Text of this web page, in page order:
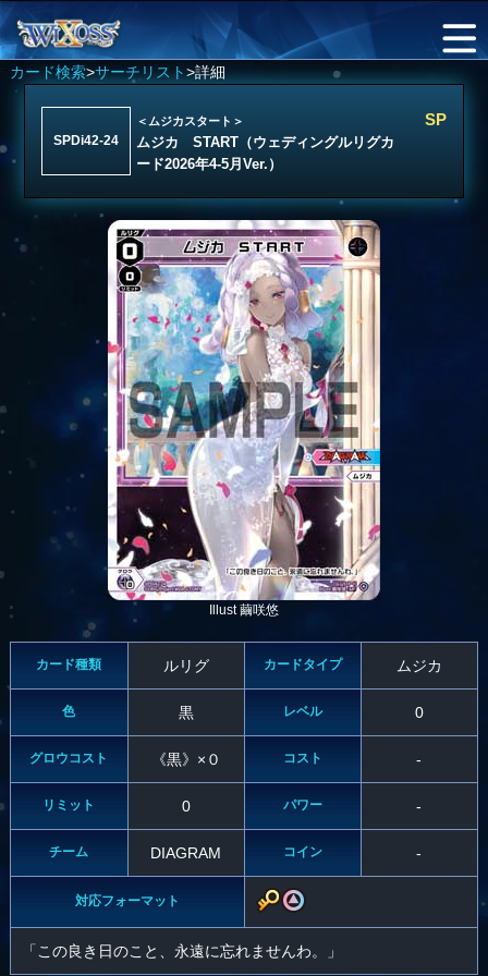
カード検索>サーチリスト>詳細
SPDi42-24
＜ムジカスタート＞
ムジカ START（ウェディングルリグカ
ード2026年4-5月Ver.）
SP
Illust 繭咲悠
カード種類 ルリグ カードタイプ ムジカ
色 黒 レベル 0
グロウコスト 《黒》×０ コスト -
リミット 0 パワー -
チーム DIAGRAM コイン -
対応フォーマット
「この良き日のこと、永遠に忘れませんわ。」